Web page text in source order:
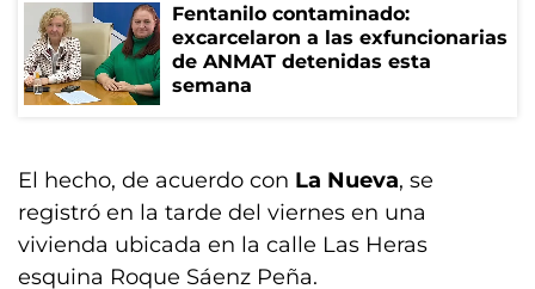
Fentanilo contaminado:
excarcelaron a las exfuncionarias
de ANMAT detenidas esta
semana
El hecho, de acuerdo con La Nueva, se
registró en la tarde del viernes en una
vivienda ubicada en la calle Las Heras
esquina Roque Sáenz Peña.